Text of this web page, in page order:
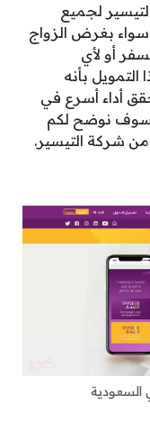
لجميع
سواء بغرض الزواج
أو لأي
بأنه
أداء أسرع في
نوضح لكم
شركة التيسير.